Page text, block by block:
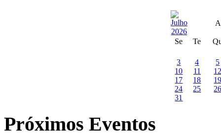
Se Te
3 4
5
10
11
17
18
24
25
31
Próximos Eventos